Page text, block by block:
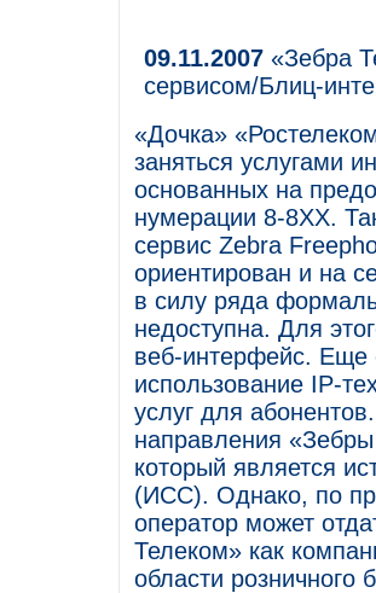
09.11.2007 «Зебра
сервисом/Блиц-
«Дочка»
заняться услугами
основанных на
нумерации 8-8XX.
сервис Zebra
ориентирован и на
в силу ряда
недоступна. Для
веб-интерфейс. Еще
использование IP-
услуг для
направления
который является
(ИСС). Однако, по
оператор может
Телеком» как
области розничного